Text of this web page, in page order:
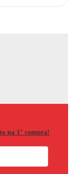
na 1° compra!